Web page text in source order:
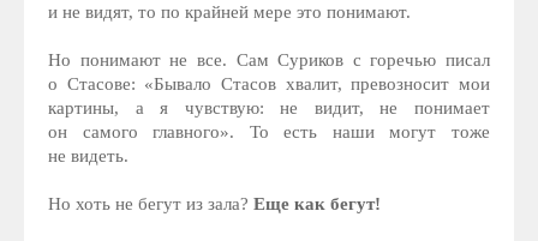
и не видят, то по крайней мере это понимают.
Но понимают не все. Сам Суриков с горечью писал
о Стасове: «Бывало Стасов хвалит, превозносит мои
картины, а я чувствую: не видит, не понимает
он самого главного». То есть наши могут тоже
не видеть.
Но хоть не бегут из зала?Еще как бегут!